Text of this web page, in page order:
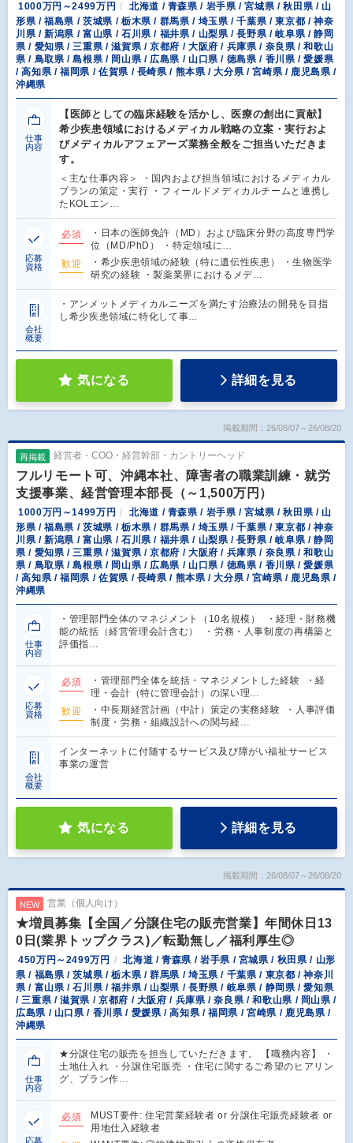
1000万円～2499万円
北海道 / 青森県 / 岩手県 / 宮城県 / 秋田県 / 山
形県 / 福島県 / 茨城県 / 栃木県 / 群馬県 / 埼玉県 / 千葉県 / 東京都 / 神奈
川県 / 新潟県 / 富山県 / 石川県 / 福井県 / 山梨県 / 長野県 / 岐阜県 / 静岡
県 / 愛知県 / 三重県 / 滋賀県 / 京都府 / 大阪府 / 兵庫県 / 奈良県 / 和歌山
県 / 鳥取県 / 島根県 / 岡山県 / 広島県 / 山口県 / 徳島県 / 香川県 / 愛媛県
/ 高知県 / 福岡県 / 佐賀県 / 長崎県 / 熊本県 / 大分県 / 宮崎県 / 鹿児島県 /
沖縄県
仕事
内容
【医師としての臨床経験を活かし、医療の創出に貢献】
希少疾患領域におけるメディカル戦略の立案・実行およ
びメディカルアフェアーズ業務全般をご担当いただきま
す。
＜主な仕事内容＞ ・国内および担当領域におけるメディカル
プランの策定・実行 ・フィールドメディカルチームと連携し
たKOLエン…
応募
資格
必須
・日本の医師免許（MD）および臨床分野の高度専門学
位（MD/PhD） ・特定領域に…
歓迎
・希少疾患領域の経験（特に遺伝性疾患） ・生物医学
研究の経験 ・製薬業界におけるメデ…
会社
概要
・アンメットメディカルニーズを満たす治療法の開発を目指
し希少疾患領域に特化して事…
気になる 詳細を見る
掲載期間：26/08/07～26/08/20
再掲載 経営者・COO・経営幹部・カントリーヘッド
フルリモート可、沖縄本社、障害者の職業訓練・就労
支援事業、経営管理本部長（～1,500万円）
1000万円～1499万円
北海道 / 青森県 / 岩手県 / 宮城県 / 秋田県 / 山
形県 / 福島県 / 茨城県 / 栃木県 / 群馬県 / 埼玉県 / 千葉県 / 東京都 / 神奈
川県 / 新潟県 / 富山県 / 石川県 / 福井県 / 山梨県 / 長野県 / 岐阜県 / 静岡
県 / 愛知県 / 三重県 / 滋賀県 / 京都府 / 大阪府 / 兵庫県 / 奈良県 / 和歌山
県 / 鳥取県 / 島根県 / 岡山県 / 広島県 / 山口県 / 徳島県 / 香川県 / 愛媛県
/ 高知県 / 福岡県 / 佐賀県 / 長崎県 / 熊本県 / 大分県 / 宮崎県 / 鹿児島県 /
沖縄県
仕事
内容
・管理部門全体のマネジメント（10名規模） ・経理・財務機
能の統括（経営管理会計含む） ・労務・人事制度の再構築と
評価指…
応募
資格
必須
・管理部門全体を統括・マネジメントした経験 ・経
理・会計（特に管理会計）の深い理…
歓迎
・中長期経営計画（中計）策定の実務経験 ・人事評価
制度・労務・組織設計への関与経…
会社
概要
インターネットに付随するサービス及び障がい福祉サービス
事業の運営
気になる 詳細を見る
掲載期間：26/08/07～26/08/20
NEW 営業（個人向け）
★増員募集【全国／分譲住宅の販売営業】年間休日13
0日(業界トップクラス)／転勤無し／福利厚生◎
450万円～2499万円
北海道 / 青森県 / 岩手県 / 宮城県 / 秋田県 / 山形
県 / 福島県 / 茨城県 / 栃木県 / 群馬県 / 埼玉県 / 千葉県 / 東京都 / 神奈川
県 / 富山県 / 石川県 / 福井県 / 山梨県 / 長野県 / 岐阜県 / 静岡県 / 愛知県
/ 三重県 / 滋賀県 / 京都府 / 大阪府 / 兵庫県 / 奈良県 / 和歌山県 / 岡山県 /
広島県 / 山口県 / 香川県 / 愛媛県 / 高知県 / 福岡県 / 宮崎県 / 鹿児島県 /
沖縄県
仕事
内容
★分譲住宅の販売を担当していただきます。 【職務内容】 ・
土地仕入れ ・分譲住宅販売 ・住宅に関するご希望のヒアリン
グ、プラン作…
応募
必須
MUST要件: 住宅営業経験者 or 分譲住宅販売経験者 or
用地仕入経験者